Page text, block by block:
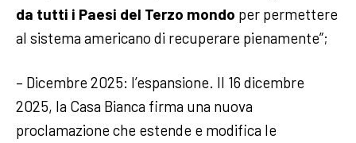
da tutti i Paesi del Terzo mondo per permettere
al sistema americano di recuperare pienamente”;
– Dicembre 2025: l’espansione. Il 16 dicembre
2025, la Casa Bianca firma una nuova
proclamazione che estende e modifica le